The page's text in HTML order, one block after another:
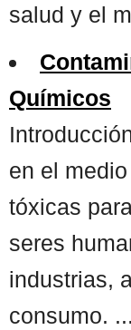
salud y el
Químicos
en el
tóxicas
seres
industrias,
consumo. ...